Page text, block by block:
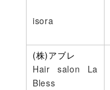
isora
(株)アブレ
Hair salon La
Bless